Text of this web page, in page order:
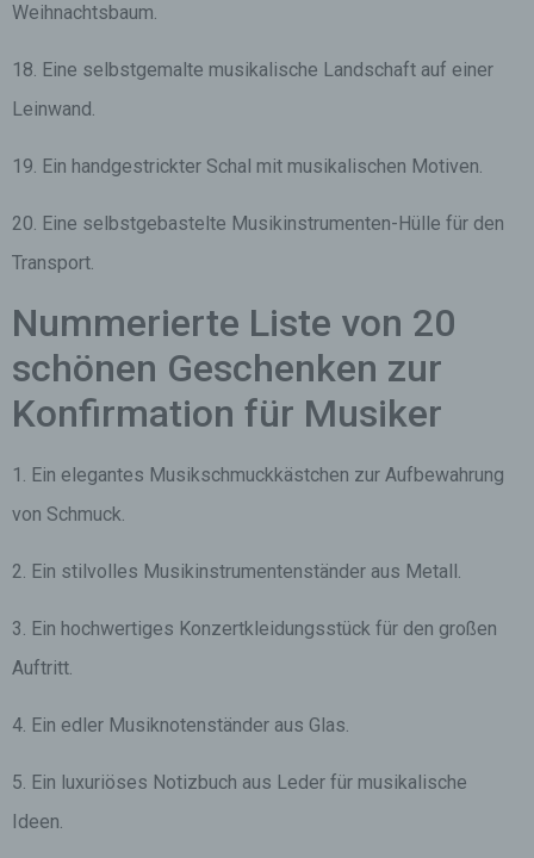
Weihnachtsbaum.
18. Eine selbstgemalte musikalische Landschaft auf einer
Leinwand.
19. Ein handgestrickter Schal mit musikalischen Motiven.
20. Eine selbstgebastelte Musikinstrumenten-Hülle für den
Transport.
Nummerierte Liste von 20
schönen Geschenken zur
Konfirmation für Musiker
1. Ein elegantes Musikschmuckkästchen zur Aufbewahrung
von Schmuck.
2. Ein stilvolles Musikinstrumentenständer aus Metall.
3. Ein hochwertiges Konzertkleidungsstück für den großen
Auftritt.
4. Ein edler Musiknotenständer aus Glas.
5. Ein luxuriöses Notizbuch aus Leder für musikalische
Ideen.